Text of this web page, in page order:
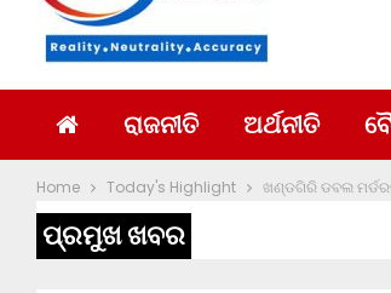
ରାଜନୀତି ଅର୍ଥନୀତି
Home Today's Highlight ଖଣ୍ଡଗିରି ଡବଲ
ପ୍ରମୁଖ ଖବର